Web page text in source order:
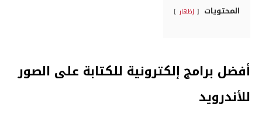
المحتويات إظهار
أفضل برامج إلكترونية للكتابة على الصور
للأندرويد